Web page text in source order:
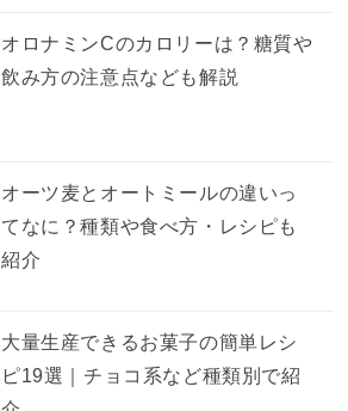
オロナミンCのカロリーは？糖質や
飲み方の注意点なども解説
オーツ麦とオートミールの違いっ
てなに？種類や食べ方・レシピも
紹介
大量生産できるお菓子の簡単レシ
ピ19選｜チョコ系など種類別で紹